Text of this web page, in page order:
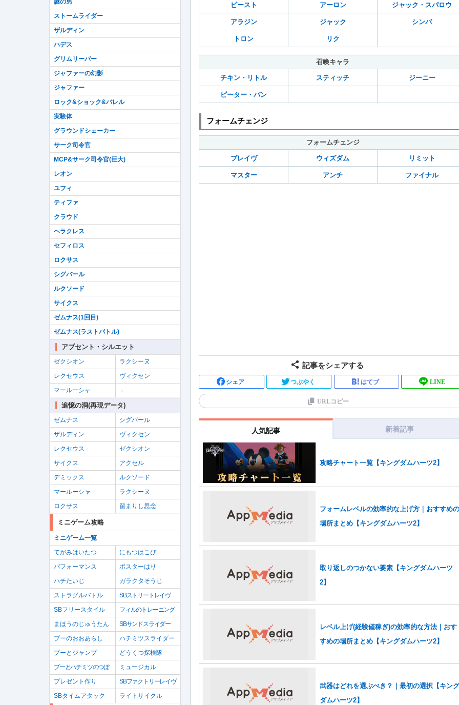
ビースト アーロン ジャック・スパロウ
アラジン ジャック シンバ
トロン リク
召喚キャラ
チキン・リトル スティッチ ジーニー
ピーター・パン
フォームチェンジ
フォームチェンジ
ブレイヴ ウィズダム リミット
マスター アンチ ファイナル
記事をシェアする
シェア つぶやく はてブ LINE
URLコピー
人気記事 新着記事
攻略チャート一覧【キングダムハーツ2】
フォームレベルの効率的な上げ方｜おすすめの
場所まとめ【キングダムハーツ2】
取り返しのつかない要素【キングダムハーツ
2】
レベル上げ(経験値稼ぎ)の効率的な方法｜おす
すめの場所まとめ【キングダムハーツ2】
武器はどれを選ぶべき？｜最初の選択【キン
ダムハーツ2】
謎の男
ストームライダー
ザルディン
ハデス
グリムリーパー
ジャファーの幻影
ジャファー
ロック&ショック&バレル
実験体
グラウンドシェーカー
サーク司令官
MCP&サーク司令官(巨大)
レオン
ユフィ
ティファ
クラウド
ヘラクレス
セフィロス
ロクサス
シグバール
ルクソード
サイクス
ゼムナス(1回目)
ゼムナス(ラストバトル)
アブセント・シルエット
ゼクシオン
ラクシーヌ
レクセウス
ヴィクセン
マールーシャ
-
追憶の洞(再現データ)
ゼムナス
シグバール
ザルディン
ヴィクセン
レクセウス
ゼクシオン
サイクス
アクセル
デミックス
ルクソード
マールーシャ
ラクシーヌ
ロクサス
留まりし思念
ミニゲーム攻略
ミニゲーム一覧
てがみはいたつ
にもつはこび
パフォーマンス
ポスターはり
ハチたいじ
ガラクタそうじ
ストラグルバトル
SBストリートレイヴ
SBフリースタイル
フィルのトレーニング
まほうのじゅうたん
SBサンドスライダー
プーのおおあらし
ハチミツスライダー
プーとジャンプ
どうくつ探検隊
プーとハチミツのつぼ
ミュージカル
プレゼント作り
SBファクトリーレイヴ
SBタイムアタック
ライトサイクル